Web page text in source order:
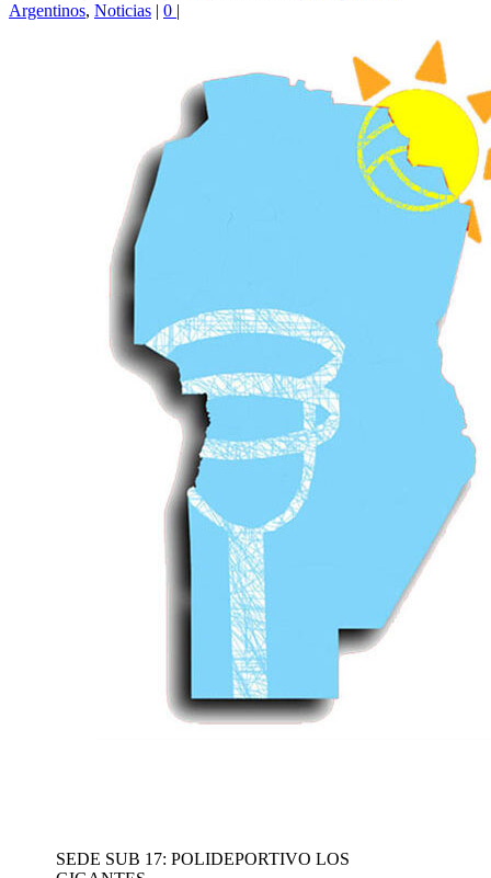
Argentinos, Noticias | 0 |
SEDE SUB 17: POLIDEPORTIVO LOS